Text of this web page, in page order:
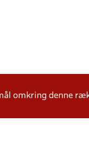
omkring denne